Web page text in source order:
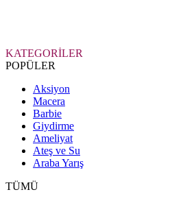
KATEGORİLER
POPÜLER
Aksiyon
Macera
Barbie
Giydirme
Ameliyat
Ateş ve Su
Araba Yarış
TÜMÜ